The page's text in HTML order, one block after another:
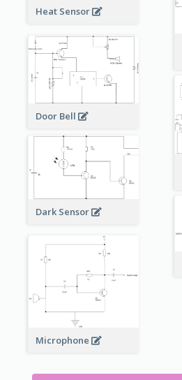
Heat Sensor
Door Bell
Dark Sensor
Microphone